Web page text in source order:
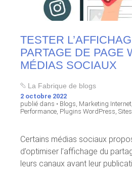
TESTER
PARTAGE DE PAGE
MÉDIAS SOCIAUX
La Fabrique de blogs
2 octobre 2022
publié dans • Blogs, Marketing Internet
Performance, Plugins WordPress,
Certains médias sociaux
d’optimiser l’affichage du
leurs canaux avant leur